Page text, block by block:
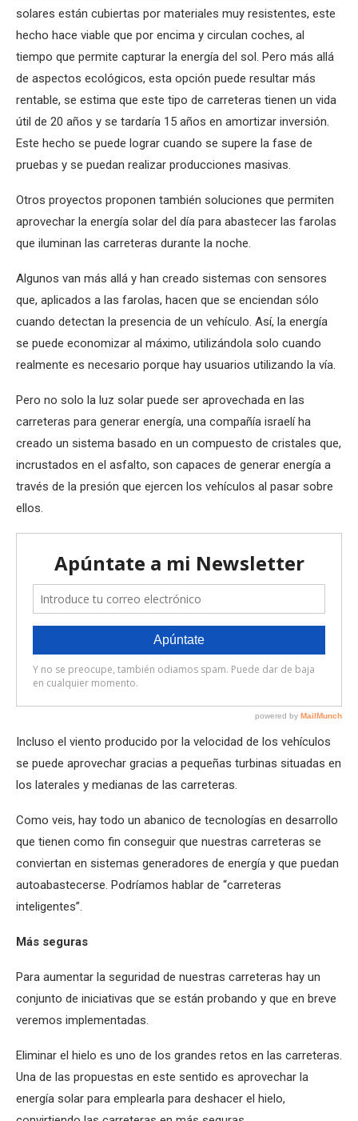
solares están cubiertas por materiales muy resistentes, este
hecho hace viable que por encima y circulan coches, al
tiempo que permite capturar la energía del sol. Pero más allá
de aspectos ecológicos, esta opción puede resultar más
rentable, se estima que este tipo de carreteras tienen un vida
útil de 20 años y se tardaría 15 años en amortizar inversión.
Este hecho se puede lograr cuando se supere la fase de
pruebas y se puedan realizar producciones masivas.
Otros proyectos proponen también soluciones que permiten
aprovechar la energía solar del día para abastecer las farolas
que iluminan las carreteras durante la noche.
Algunos van más allá y han creado sistemas con sensores
que, aplicados a las farolas, hacen que se enciendan sólo
cuando detectan la presencia de un vehículo. Así, la energía
se puede economizar al máximo, utilizándola solo cuando
realmente es necesario porque hay usuarios utilizando la vía.
Pero no solo la luz solar puede ser aprovechada en las
carreteras para generar energía, una compañía israelí ha
creado un sistema basado en un compuesto de cristales que,
incrustados en el asfalto, son capaces de generar energía a
través de la presión que ejercen los vehículos al pasar sobre
ellos.
Incluso el viento producido por la velocidad de los vehículos
se puede aprovechar gracias a pequeñas turbinas situadas en
los laterales y medianas de las carreteras.
Como veis, hay todo un abanico de tecnologías en desarrollo
que tienen como fin conseguir que nuestras carreteras se
conviertan en sistemas generadores de energía y que puedan
autoabastecerse. Podríamos hablar de “carreteras
inteligentes”.
Más seguras
Para aumentar la seguridad de nuestras carreteras hay un
conjunto de iniciativas que se están probando y que en breve
veremos implementadas.
Eliminar el hielo es uno de los grandes retos en las carreteras.
Una de las propuestas en este sentido es aprovechar la
energía solar para emplearla para deshacer el hielo,